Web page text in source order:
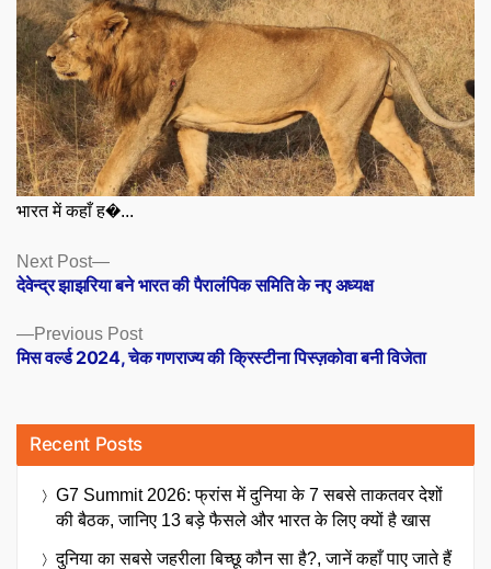
भारत में कहाँ ह�...
Posts
navigation
Previous PostPrevious
post:
मिस वर्ल्ड 2024, चेक गणराज्य की क्रिस्टीना पिस्ज़कोवा बनी विजेता
Next Post
Next
post:
देवेन्द्र झाझरिया बने भारत की पैरालंपिक समिति के नए अध्यक्ष
Recent Posts
G7 Summit 2026: फ्रांस में दुनिया के 7 सबसे ताकतवर देशों
की बैठक, जानिए 13 बड़े फैसले और भारत के लिए क्यों है खास
दुनिया का सबसे जहरीला बिच्छू कौन सा है?, जानें कहाँ पाए जाते हैं